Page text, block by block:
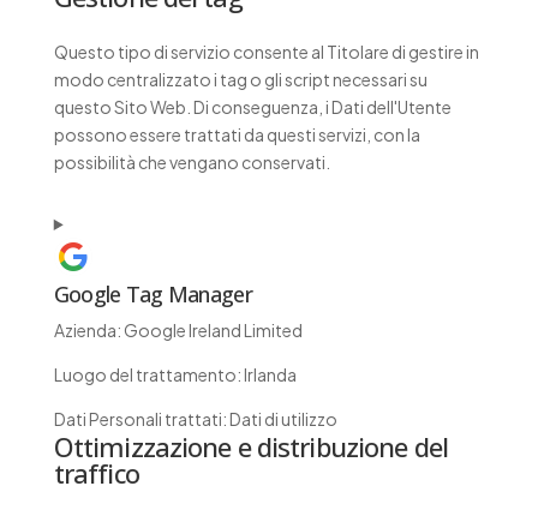
Questo tipo di servizio consente al Titolare di gestire in
modo centralizzato i tag o gli script necessari su
questo Sito Web. Di conseguenza, i Dati dell'Utente
possono essere trattati da questi servizi, con la
possibilità che vengano conservati.
Google Tag Manager
Azienda: Google Ireland Limited
Luogo del trattamento:Irlanda
Dati Personali trattati:Dati di utilizzo
Ottimizzazione e distribuzione del
traffico